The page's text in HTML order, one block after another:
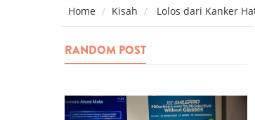
PARENTING
Home Kisah Lolos dari Kanker
RANDOM POST